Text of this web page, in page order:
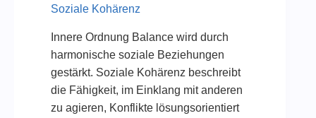
Soziale Kohärenz
Innere Ordnung Balance wird durch
harmonische soziale Beziehungen
gestärkt. Soziale Kohärenz beschreibt
die Fähigkeit, im Einklang mit anderen
zu agieren, Konflikte lösungsorientiert